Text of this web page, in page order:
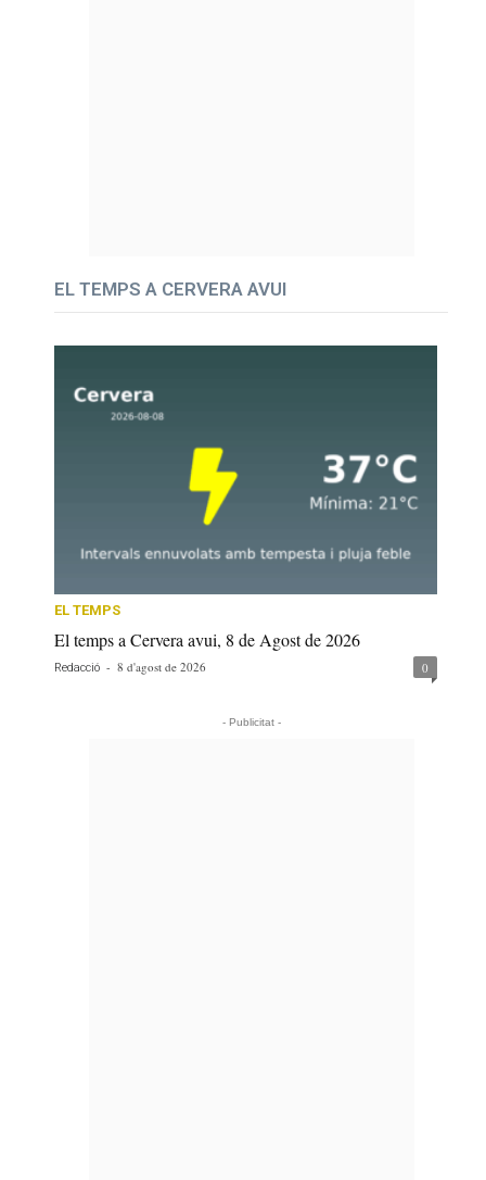
EL TEMPS A CERVERA AVUI
EL TEMPS
El temps a Cervera avui, 8 de Agost de 2026
Redacció - 8 d'agost de 2026 0
- Publicitat -